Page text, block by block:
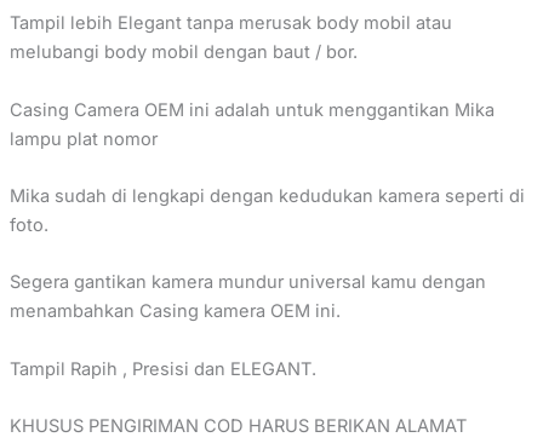
Tampil lebih Elegant tanpa merusak body mobil atau
melubangi body mobil dengan baut / bor.
Casing Camera OEM ini adalah untuk menggantikan Mika
lampu plat nomor
Mika sudah di lengkapi dengan kedudukan kamera seperti di
foto.
Segera gantikan kamera mundur universal kamu dengan
menambahkan Casing kamera OEM ini.
Tampil Rapih , Presisi dan ELEGANT.
KHUSUS PENGIRIMAN COD HARUS BERIKAN ALAMAT